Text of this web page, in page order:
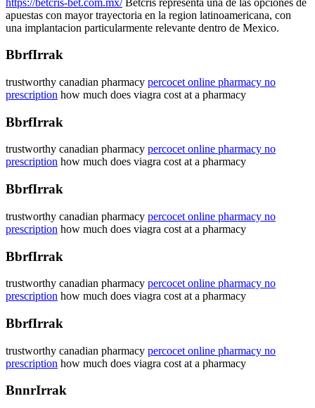
apuestas con mayor trayectoria en la region latinoamericana, con
una implantacion particularmente relevante dentro de Mexico.
BbrfIrrak
trustworthy canadian pharmacy percocet online pharmacy no
prescription how much does viagra cost at a pharmacy
BbrfIrrak
trustworthy canadian pharmacy percocet online pharmacy no
prescription how much does viagra cost at a pharmacy
BbrfIrrak
trustworthy canadian pharmacy percocet online pharmacy no
prescription how much does viagra cost at a pharmacy
BbrfIrrak
trustworthy canadian pharmacy percocet online pharmacy no
prescription how much does viagra cost at a pharmacy
BbrfIrrak
trustworthy canadian pharmacy percocet online pharmacy no
prescription how much does viagra cost at a pharmacy
BnnrIrrak